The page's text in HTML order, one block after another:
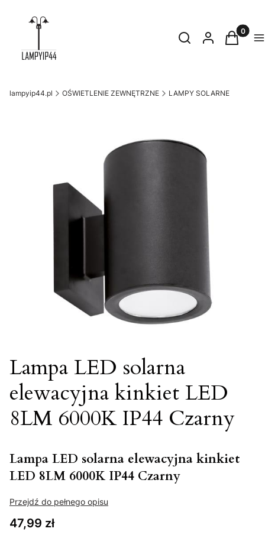
Otwórz
SzukajZaloguj sięKoszyk
lampyip44.pl OŚWIETLENIE ZEWNĘTRZNE LAMPY SOLARNE
Lampa LED solarna
elewacyjna kinkiet LED
8LM 6000K IP44 Czarny
Lampa LED solarna elewacyjna kinkiet
LED 8LM 6000K IP44 Czarny
Przejdź do pełnego opisu
Cena
47,99 zł